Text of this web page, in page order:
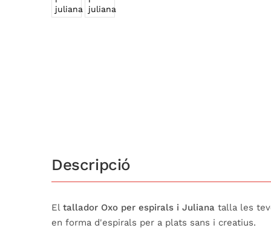
Descripció
El tallador Oxo per espirals i Juliana talla les
en forma d'espirals per a plats sans i creatius.